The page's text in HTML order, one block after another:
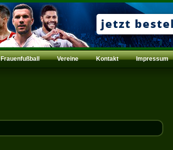
Frauenfußball Vereine Kontakt Impressum